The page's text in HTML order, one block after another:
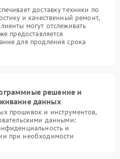
доставку техники по
и качественный ремонт,
могут отслеживать
предоставляется
для продления срока
решение и
данных
прошивок и инструментов,
данными:
и
при необходимости